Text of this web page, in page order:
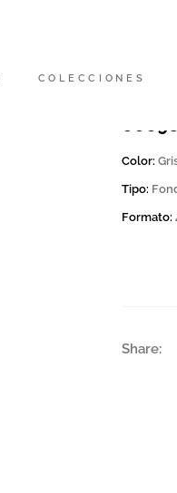
COLECCIONES
00698
Color:
Tipo:
Formato:
Share: